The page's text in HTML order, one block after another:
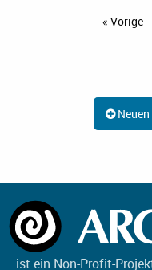
« Vorige
Neuen
ist ein Non-Profit-